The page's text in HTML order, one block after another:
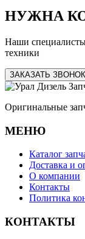
НУЖНА
Наши специалисты
техники
ЗАКАЗАТЬ ЗВОНОК
Оригинальные
МЕНЮ
Каталог
Доставка и
О компании
Контакты
Политика
КОНТАКТЫ